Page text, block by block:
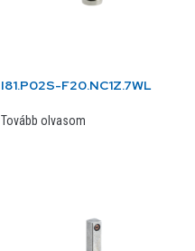
I81.P02S-F20.NC1Z.7WL
Tovább olvasom